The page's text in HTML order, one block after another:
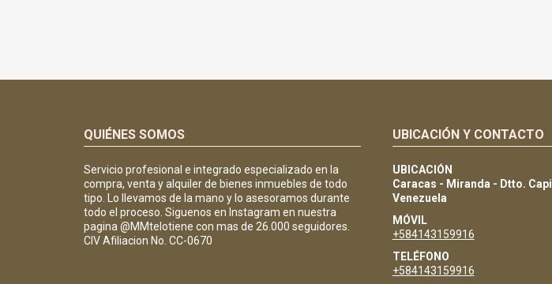
QUIÉNES SOMOS
Servicio profesional e integrado especializado en la
compra, venta y alquiler de bienes inmuebles de todo
tipo. Lo llevamos de la mano y lo asesoramos durante
todo el proceso. Siguenos en Instagram en nuestra
pagina @MMtelotiene con mas de 26.000 seguidores.
CIV Afiliacion No. CC-0670
UBICACIÓN Y CONTACTO
UBICACIÓN
Caracas - Miranda - Dtto.
Venezuela
MÓVIL
+584143159916
TELÉFONO
+584143159916